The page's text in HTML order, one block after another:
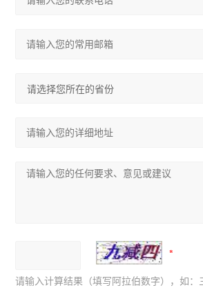
请输入计算结果（填写阿拉伯数字），如：